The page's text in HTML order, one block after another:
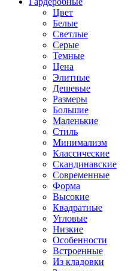
Цвет
Белые
Светлые
Серые
Темные
Цена
Элитные
Дешевые
Размеры
Большие
Маленькие
Стиль
Минимализм
Классические
Скандинавские
Современные
Форма
Высокие
Квадратные
Угловые
Низкие
Особенности
Встроенные
Из кладовки